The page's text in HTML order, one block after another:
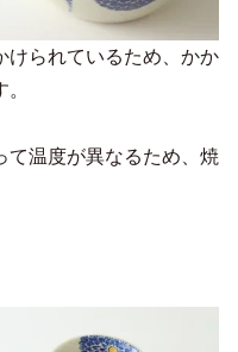
けられているため、かか
て温度が異なるため、焼